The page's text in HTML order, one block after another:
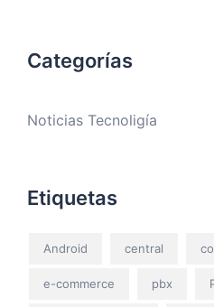
Categorías
Noticias Tecnoligía
Etiquetas
Android central
e-commerce pbx